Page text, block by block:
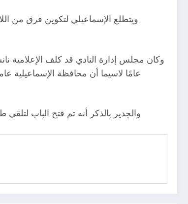
عامًا لاسيما أن محافظة الإسماعيلية
والجدير بالذكر أنه تم فتح الباب